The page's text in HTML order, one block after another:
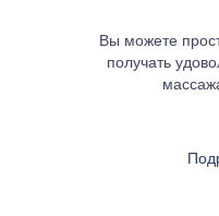
Вы можете
получать